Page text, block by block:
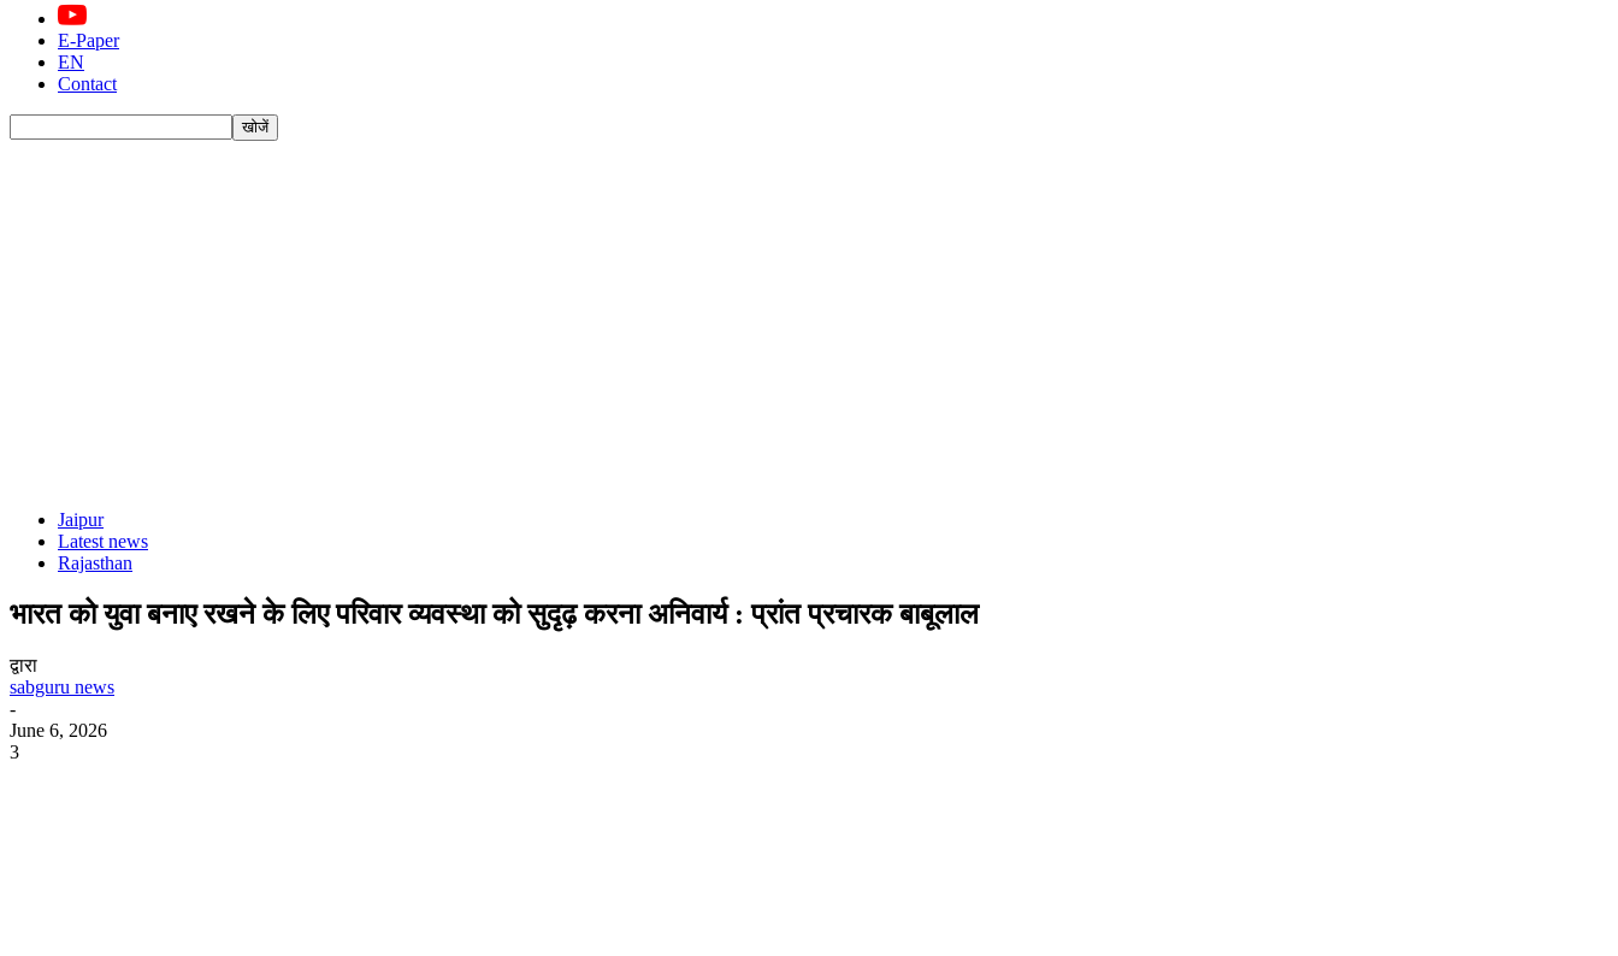
E-Paper
EN
Contact
Jaipur
Latest news
Rajasthan
भारत को युवा बनाए रखने के लिए परिवार व्यवस्था को सुदृढ़ करना अनिवार्य : प्रांत प्रचारक बाबूलाल
द्वारा
sabguru news
-
June 6, 2026
3